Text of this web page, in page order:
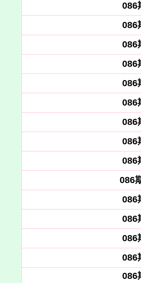
086
086
086
086
086
086
086
086
086
086
086
086
086
086
086